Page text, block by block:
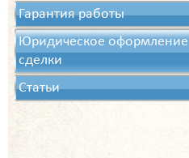
Гарантия работы
Юридическое оформление
сделки
Статьи